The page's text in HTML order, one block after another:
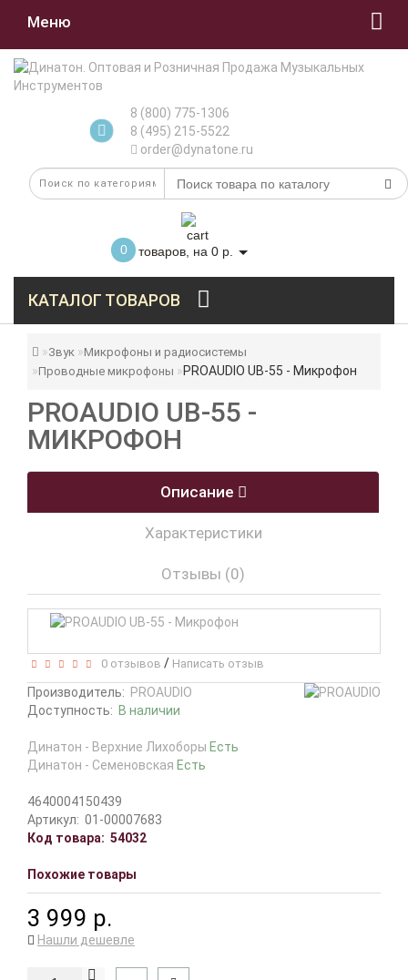
Меню
8 (800) 775-1306
8 (495) 215-5522
order@dynatone.ru
0 товаров, на 0 р.
КАТАЛОГ ТОВАРОВ
Звук
Микрофоны и радиосистемы
Проводные микрофоны
PROAUDIO UB-55 - Микрофон
PROAUDIO UB-55 -
МИКРОФОН
Описание
Характеристики
Отзывы (0)
0 отзывов / Написать отзыв
Производитель: PROAUDIO
Доступность: В наличии
Динатон - Верхние Лихоборы Есть
Динатон - Семеновская Есть
4640004150439
Артикул: 01-00007683
Код товара: 54032
Похожие товары
3 999 р.
Нашли дешевле